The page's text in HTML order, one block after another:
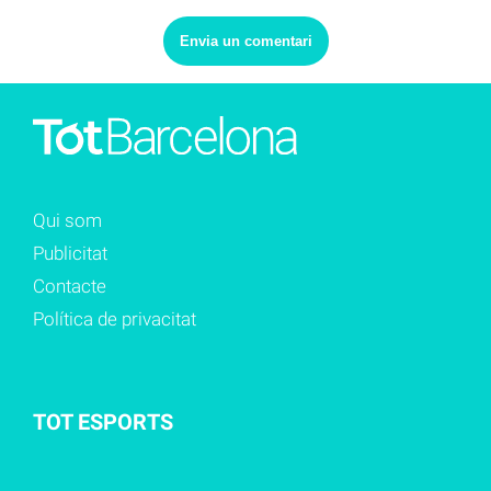
Qui som
Publicitat
Contacte
Política de privacitat
TOT ESPORTS